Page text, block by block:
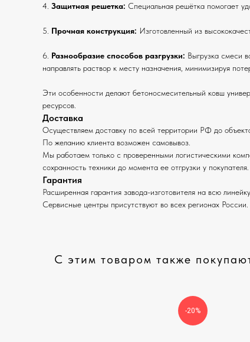
4. Защитная решетка: Специальная решётка помогает
5. Прочная конструкция: Изготовленный из
6. Разнообразие способов разгрузки: Выгрузка смеси
направлять раствор к месту назначения, минимизируя
Эти особенности делают бетоносмесительный ковш
ресурсов.
Доставка
Осуществляем доставку по всей территории РФ до
По желанию клиента возможен самовывоз.
Мы работаем только с проверенными логистическими
сохранность техники до момента ее отгрузки у покупателя.
Гарантия
Расширенная гарантия завода-изготовителя на всю
Сервисные центры присутствуют во всех регионах России.
С этим товаром также
-20%